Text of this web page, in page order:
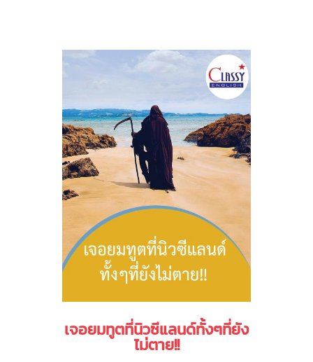
เจอยมทูตที่นิวซีแลนด์ทั้งๆที่ยัง
ไม่ตาย!!